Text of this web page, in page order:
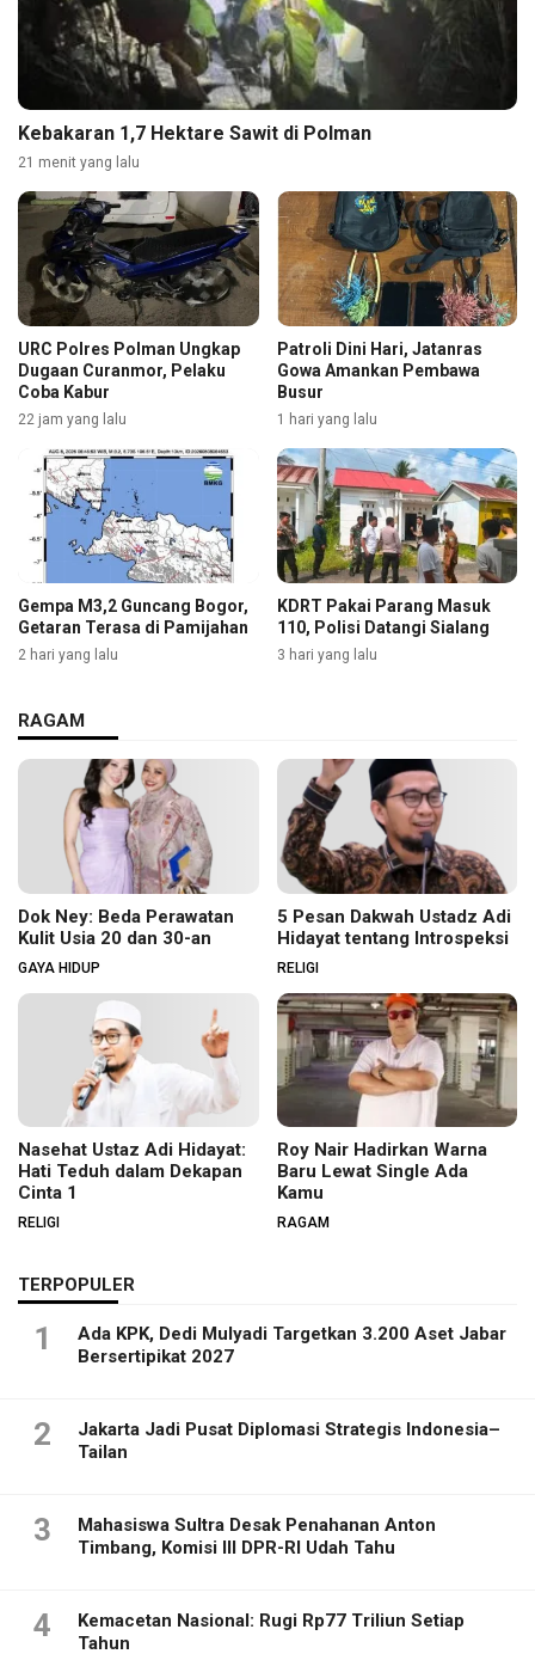
Kebakaran 1,7 Hektare Sawit di Polman
21 menit yang lalu
URC Polres Polman Ungkap
Dugaan Curanmor, Pelaku
Coba Kabur
22 jam yang lalu
Patroli Dini Hari, Jatanras
Gowa Amankan Pembawa
Busur
1 hari yang lalu
Gempa M3,2 Guncang Bogor,
Getaran Terasa di Pamijahan
2 hari yang lalu
KDRT Pakai Parang Masuk
110, Polisi Datangi Sialang
3 hari yang lalu
RAGAM
Dok Ney: Beda Perawatan
Kulit Usia 20 dan 30-an
GAYA HIDUP
5 Pesan Dakwah Ustadz Adi
Hidayat tentang Introspeksi
RELIGI
Nasehat Ustaz Adi Hidayat:
Hati Teduh dalam Dekapan
Cinta 1
RELIGI
Roy Nair Hadirkan Warna
Baru Lewat Single Ada
Kamu
RAGAM
TERPOPULER
1
Ada KPK, Dedi Mulyadi Targetkan 3.200 Aset Jabar
Bersertipikat 2027
2
Jakarta Jadi Pusat Diplomasi Strategis Indonesia–
Tailan
3
Mahasiswa Sultra Desak Penahanan Anton
Timbang, Komisi III DPR-RI Udah Tahu
4
Kemacetan Nasional: Rugi Rp77 Triliun Setiap
Tahun